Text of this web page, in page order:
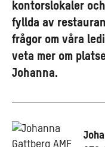
kontorslokaler
fyllda av
frågor om våra
veta mer om
Johanna.